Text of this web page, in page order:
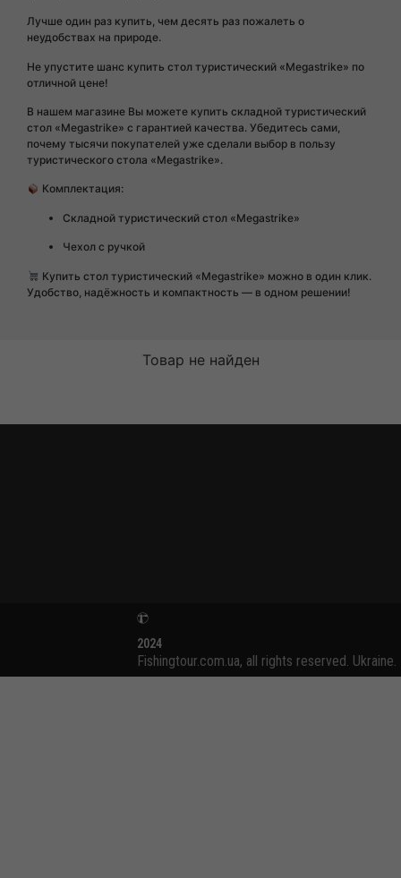
Лучше один раз купить, чем десять раз пожалеть о
неудобствах на природе.
Не упустите шанс купить стол туристический «Megastrike» по
отличной цене!
В нашем магазине Вы можете купить складной туристический
стол «Megastrike» с гарантией качества. Убедитесь сами,
почему тысячи покупателей уже сделали выбор в пользу
туристического стола «Megastrike».
Комплектация:
Складной туристический стол «Megastrike»
Чехол с ручкой
Купить стол туристический «Megastrike» можно в один клик.
Удобство, надёжность и компактность — в одном решении!
Товар не найден
2024
Fishingtour.com.ua, all rights reserved. Ukraine.